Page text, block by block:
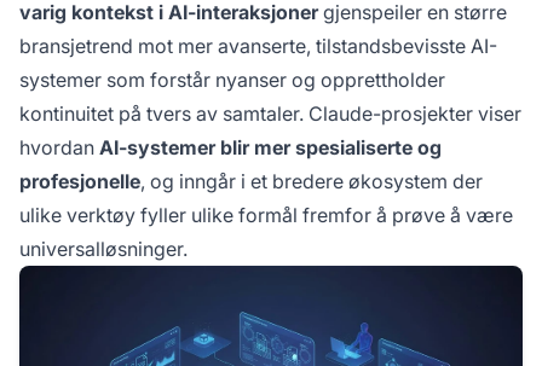
varig kontekst i AI-interaksjonergjenspeiler en større
bransjetrend mot mer avanserte, tilstandsbevisste AI-
systemer som forstår nyanser og opprettholder
kontinuitet på tvers av samtaler. Claude-prosjekter viser
hvordan AI-systemer blir mer spesialiserte og
profesjonelle, og inngår i et bredere økosystem der
ulike verktøy fyller ulike formål fremfor å prøve å være
universalløsninger.